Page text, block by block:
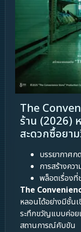
The
ร้าน (2026)
สะดวกซื้อยา
บรรยากาศ
การสร้างคว
พล็อตเรื่องที่
The
หลอนได้อย่างมีชั้น
ระทึกขวัญแบบค่อย
สถานการณ์คับขัน